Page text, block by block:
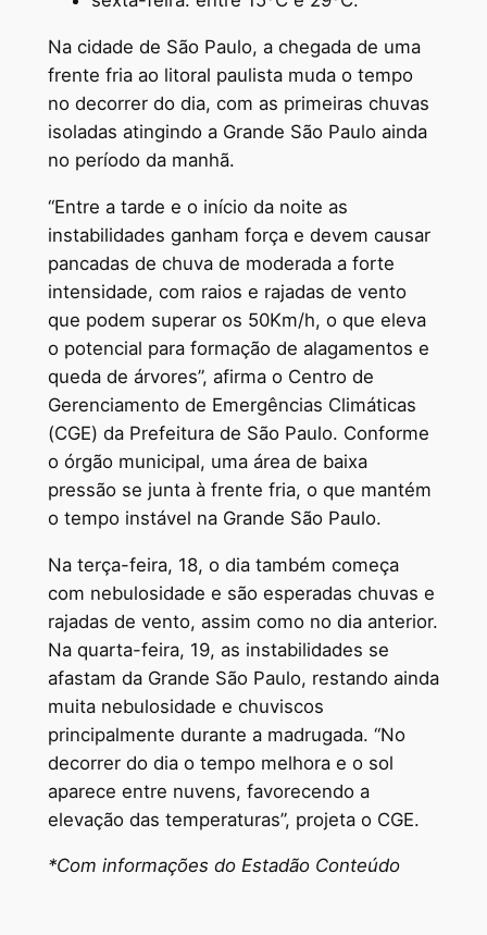
Na cidade de São Paulo, a chegada de uma
frente fria ao litoral paulista muda o tempo
no decorrer do dia, com as primeiras chuvas
isoladas atingindo a Grande São Paulo ainda
no período da manhã.
“Entre a tarde e o início da noite as
instabilidades ganham força e devem causar
pancadas de chuva de moderada a forte
intensidade, com raios e rajadas de vento
que podem superar os 50Km/h, o que eleva
o potencial para formação de alagamentos e
queda de árvores”, afirma o Centro de
Gerenciamento de Emergências Climáticas
(CGE) da Prefeitura de São Paulo. Conforme
o órgão municipal, uma área de baixa
pressão se junta à frente fria, o que mantém
o tempo instável na Grande São Paulo.
Na terça-feira, 18, o dia também começa
com nebulosidade e são esperadas chuvas e
rajadas de vento, assim como no dia anterior.
Na quarta-feira, 19, as instabilidades se
afastam da Grande São Paulo, restando ainda
muita nebulosidade e chuviscos
principalmente durante a madrugada. “No
decorrer do dia o tempo melhora e o sol
aparece entre nuvens, favorecendo a
elevação das temperaturas”, projeta o CGE.
*Com informações do Estadão Conteúdo